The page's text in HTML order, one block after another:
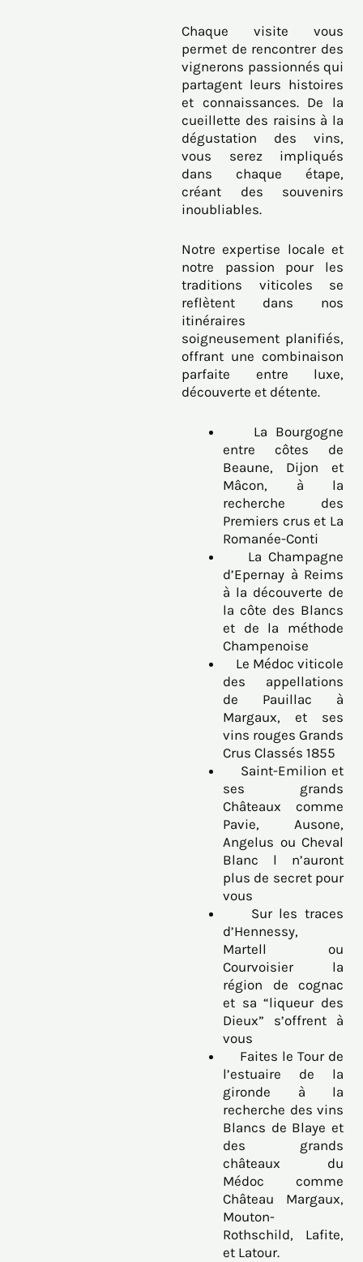
Chaque visite vous
permet de rencontrer des
vignerons passionnés qui
partagent leurs histoires
et connaissances. De la
cueillette des raisins à la
dégustation des vins,
vous serez impliqués
dans chaque étape,
créant des souvenirs
inoubliables.
Notre expertise locale et
notre passion pour les
traditions viticoles se
reflètent dans nos
itinéraires
soigneusement planifiés,
offrant une combinaison
parfaite entre luxe,
découverte et détente.
La Bourgogne
entre côtes de
Beaune, Dijon et
Mâcon, à la
recherche des
Premiers crus et La
Romanée-Conti
La Champagne
d’Epernay à Reims
à la découverte de
la côte des Blancs
et de la méthode
Champenoise
Le Médoc viticole
des appellations
de Pauillac à
Margaux, et ses
vins rouges Grands
Crus Classés 1855
Saint-Emilion et
ses grands
Châteaux comme
Pavie, Ausone,
Angelus ou Cheval
Blanc l n’auront
plus de secret pour
vous
Sur les traces
d’Hennessy,
Martell ou
Courvoisier la
région de cognac
et sa “liqueur des
Dieux” s’offrent à
vous
Faites le Tour de
l’estuaire de la
gironde à la
recherche des vins
Blancs de Blaye et
des grands
châteaux du
Médoc comme
Château Margaux,
Mouton-
Rothschild, Lafite,
et Latour.